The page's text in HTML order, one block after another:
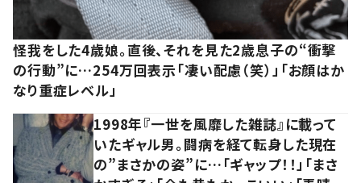
怪我をした4歳娘。直後、それを見た2歳息子の“衝撃
の行動”に…254万回表示「凄い配慮（笑）」「お顔はか
なり重症レベル」
1998年『一世を風靡した雑誌』に載って
いたギャル男。闘病を経て転身した現在
の”まさかの姿”に…「ギャップ！！」「まさ